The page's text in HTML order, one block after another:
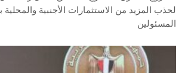
لحذب المزيد من الاستثمارات الأجنبية
المسئولين